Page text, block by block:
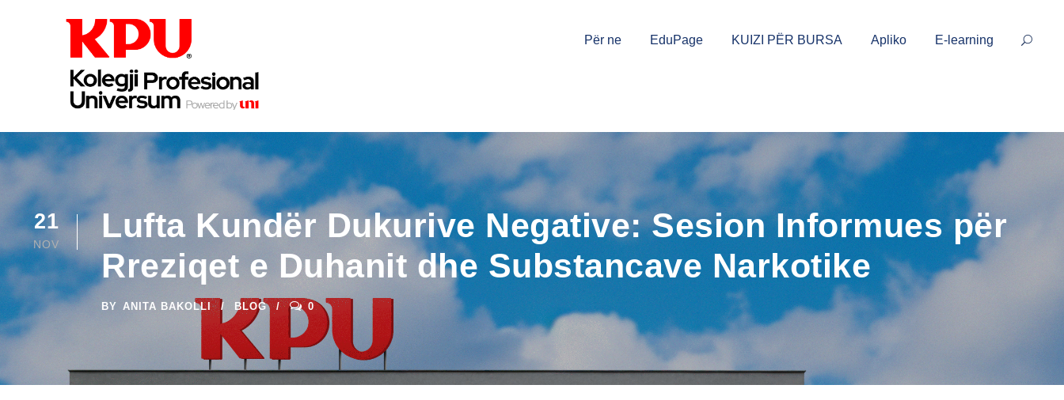
Për ne EduPage KUIZI PËR BURSA Apliko E-learning
21
NOV
Lufta Kundër Dukurive Negative: Sesion Informues për
Rreziqet e Duhanit dhe Substancave Narkotike
BY ANITA BAKOLLI BLOG 0